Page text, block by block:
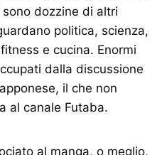
dozzine di altri
politica, scienza,
e cucina. Enormi
dalla discussione
il che non
al canale Futaba.
al manga, o meglio,